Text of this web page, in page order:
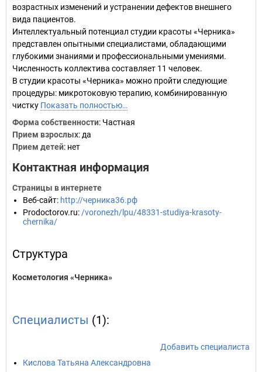
возрастных изменений и устранении дефектов внешнего
вида пациентов.
Интеллектуальный потенциал студии красоты «Черника»
представлен опытными специалистами, обладающими
глубокими знаниями и профессиональными умениями.
Численность коллектива составляет 11 человек.
В студии красоты «Черника» можно пройти следующие
процедуры: микротоковую терапию, комбинированную
чистку Показать полностью…
Форма собственности: Частная
Прием взрослых: да
Прием детей: нет
Контактная информация
Страницы в интернете
Веб-сайт: http://черника36.рф
Prodoctorov.ru: /voronezh/lpu/48331-studiya-krasoty-
chernika/
Структура
Косметология «Черника»
Специалисты (1):
Добавить специалиста
Кислова Татьяна Александровна